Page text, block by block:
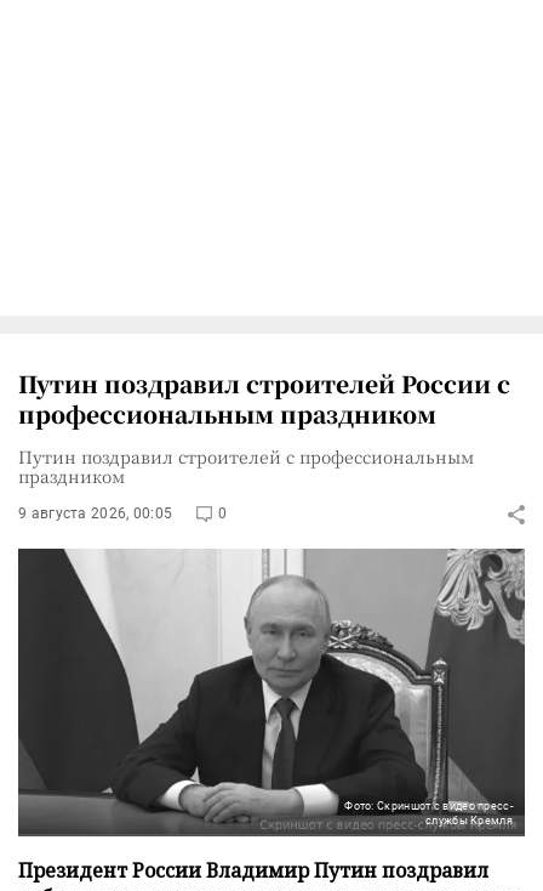
Путин поздравил строителей России с
профессиональным праздником
Путин поздравил строителей с профессиональным
праздником
9 августа 2026, 00:05 0
Фото: Скриншот с видео пресс-
службы Кремля
Президент России Владимир Путин поздравил